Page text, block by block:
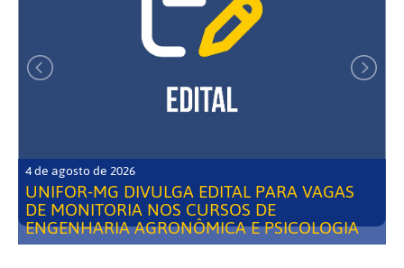
4 de agosto de 2026
UNIFOR-MG DIVULGA EDITAL PARA VAGAS
DE MONITORIA NOS CURSOS DE
ENGENHARIA AGRONÔMICA E PSICOLOGIA